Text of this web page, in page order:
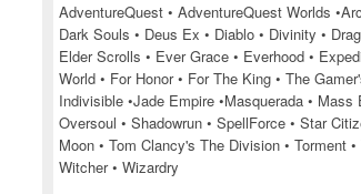
AdventureQuest • AdventureQuest Worlds
Dark Souls • Deus Ex • Diablo • Divinity •
Elder Scrolls • Ever Grace • Everhood •
World • For Honor • For The King • The
Indivisible •Jade Empire •Masquerada •
Oversoul • Shadowrun • SpellForce • Star
Moon • Tom Clancy's The Division • Torment
Witcher • Wizardry